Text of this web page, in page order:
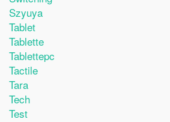
Szyuya
Tablet
Tablette
Tablettepc
Tactile
Tara
Tech
Test